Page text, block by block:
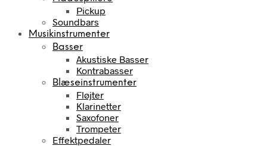
Pickup
Soundbars
Musikinstrumenter
Basser
Akustiske Basser
Kontrabasser
Blæseinstrumenter
Fløjter
Klarinetter
Saxofoner
Trompeter
Effektpedaler